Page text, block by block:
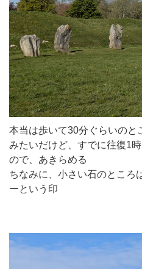
本当は歩いて30分ぐらいのと
みたいだけど、すでに往復1
ので、あきらめる
ちなみに、小さい石のところ
ーという印